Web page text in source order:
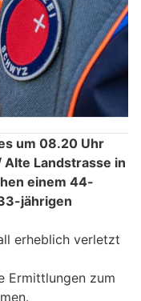
um 08.20 Uhr
Landstrasse in
einem 44-
jährigen
erheblich verletzt
Ermittlungen zum